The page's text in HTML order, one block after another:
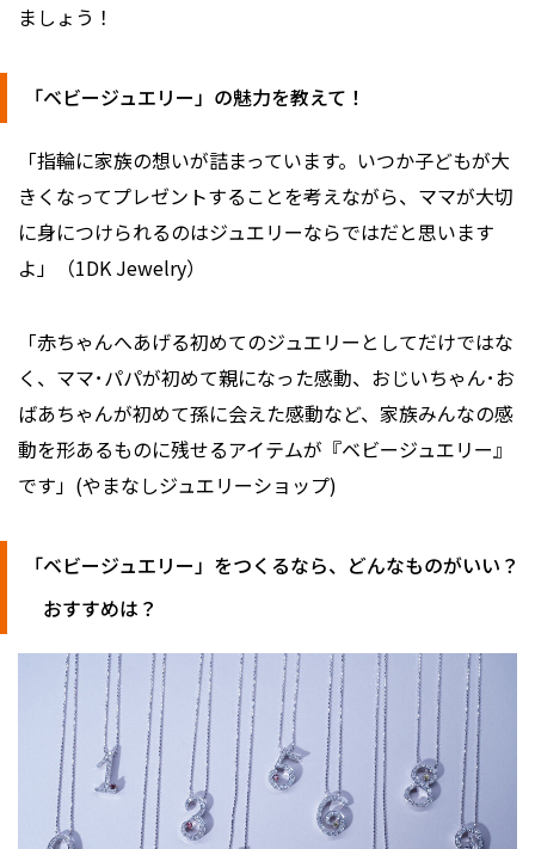
ましょう！
「ベビージュエリー」の魅力を教えて！
「指輪に家族の想いが詰まっています。いつか子どもが大
きくなってプレゼントすることを考えながら、ママが大切
に身につけられるのはジュエリーならではだと思います
よ」（1DK Jewelry）
「赤ちゃんへあげる初めてのジュエリーとしてだけではな
く、ママ･パパが初めて親になった感動、おじいちゃん･お
ばあちゃんが初めて孫に会えた感動など、家族みんなの感
動を形あるものに残せるアイテムが『ベビージュエリー』
です」(やまなしジュエリーショップ)
「ベビージュエリー」をつくるなら、どんなものがいい？
おすすめは？